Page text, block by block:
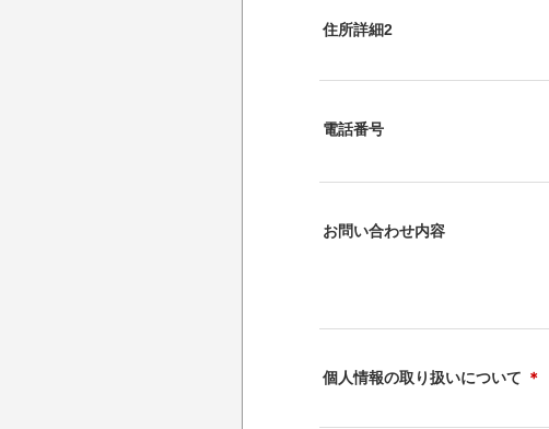
住所詳細2
電話番号
お問い合わせ内容
個人情報の取り扱いについて ＊